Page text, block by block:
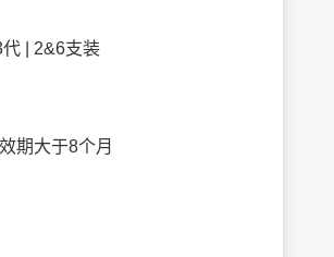
| 2&6支装
期大于8个月